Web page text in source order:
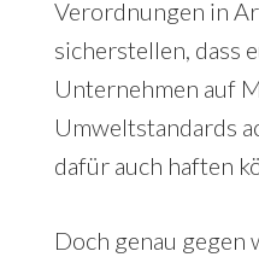
Verordnungen in
sicherstellen, dass
Unternehmen auf
Umweltstandards
dafür auch haften
Doch genau gegen